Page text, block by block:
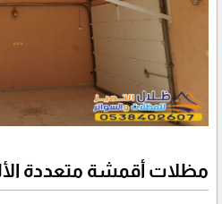
مظلات أقمشة متعددة